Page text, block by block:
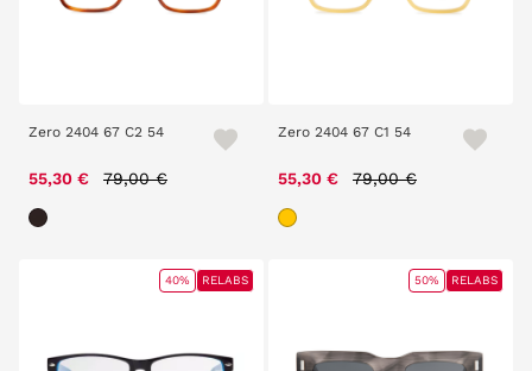
Zero 2404 67 C2 54
55,30 € Price reduced from
79,00 €
Zero 2404 67 C1 54
55,30 € Price reduced from
79,00 €
40% RELABS 50% RELABS